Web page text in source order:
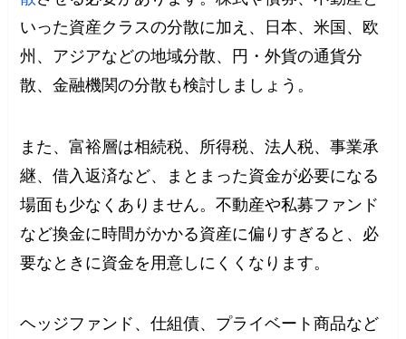
いった資産クラスの分散に加え、日本、米国、欧
州、アジアなどの地域分散、円・外貨の通貨分
散、金融機関の分散も検討しましょう。
また、富裕層は相続税、所得税、法人税、事業承
継、借入返済など、まとまった資金が必要になる
場面も少なくありません。不動産や私募ファンド
など換金に時間がかかる資産に偏りすぎると、必
要なときに資金を用意しにくくなります。
ヘッジファンド、仕組債、プライベート商品など